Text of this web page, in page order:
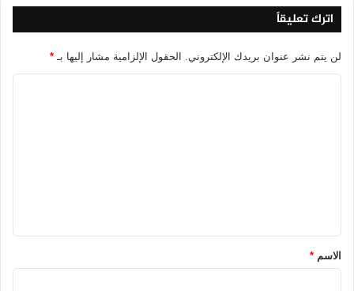
اترك تعليقاً
لن يتم نشر عنوان بريدك الإلكتروني. الحقول الإلزامية مشار إليها بـ *
*الاسم *